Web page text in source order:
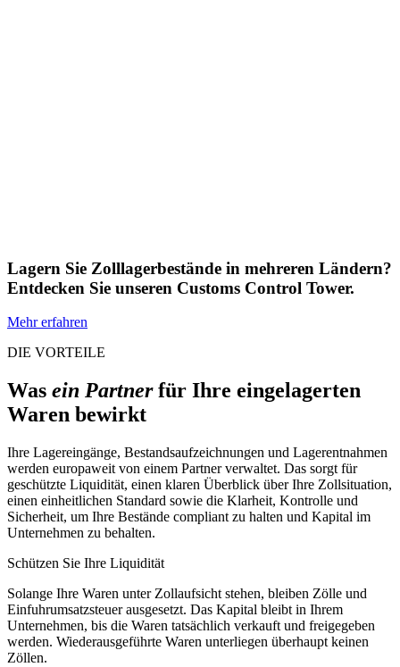
Lagern Sie Zolllagerbestände in mehreren Ländern?
Entdecken Sie unseren Customs Control Tower.
Mehr erfahren
DIE VORTEILE
Was ein Partnerfür Ihre eingelagerten
Waren bewirkt
Ihre Lagereingänge, Bestandsaufzeichnungen und Lagerentnahmen
werden europaweit von einem Partner verwaltet. Das sorgt für
geschützte Liquidität, einen klaren Überblick über Ihre Zollsituation,
einen einheitlichen Standard sowie die Klarheit, Kontrolle und
Sicherheit, um Ihre Bestände compliant zu halten und Kapital im
Unternehmen zu behalten.
Schützen Sie Ihre Liquidität
Solange Ihre Waren unter Zollaufsicht stehen, bleiben Zölle und
Einfuhrumsatzsteuer ausgesetzt. Das Kapital bleibt in Ihrem
Unternehmen, bis die Waren tatsächlich verkauft und freigegeben
werden. Wiederausgeführte Waren unterliegen überhaupt keinen
Zöllen.